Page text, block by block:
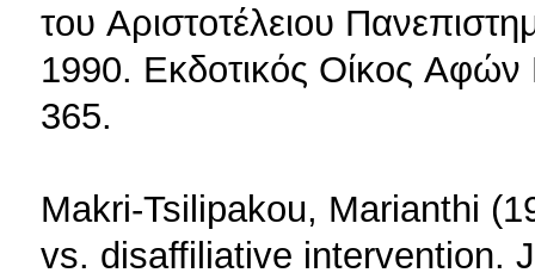
του Aριστοτέλειου
1990. Eκδοτικός Oίκος
365.
Makri-Tsilipakou, Marianthi
vs. disaffiliative intervention.